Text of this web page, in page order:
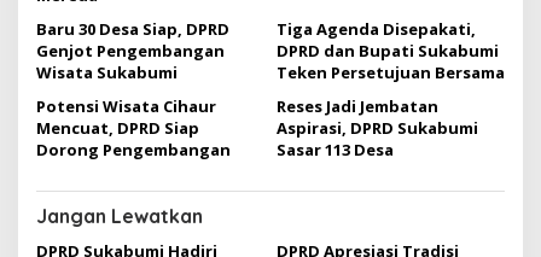
Baru 30 Desa Siap, DPRD
Genjot Pengembangan
Wisata Sukabumi
Tiga Agenda Disepakati,
DPRD dan Bupati Sukabumi
Teken Persetujuan Bersama
Potensi Wisata Cihaur
Mencuat, DPRD Siap
Dorong Pengembangan
Reses Jadi Jembatan
Aspirasi, DPRD Sukabumi
Sasar 113 Desa
Jangan Lewatkan
DPRD Sukabumi Hadiri DPRD Apresiasi Tradisi